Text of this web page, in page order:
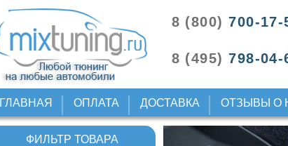
8 (800) 700-17-
8 (495) 798-04-
ГЛАВНАЯ ОПЛАТА ДОСТАВКА ОТЗЫВЫ О
ФИЛЬТР ТОВАРА